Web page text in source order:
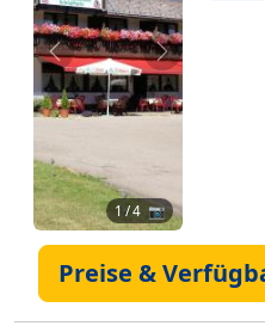
Zurück Weiter
1 / 4 📷
Preise &